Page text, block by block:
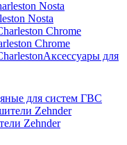
Nosta
Chrome
Аксессуары для
для систем ГВС
Zehnder